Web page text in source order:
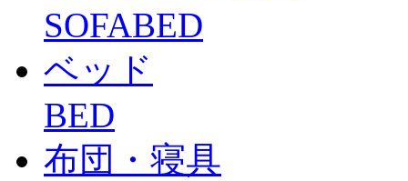
SOFABED
ベッド
BED
布団・寝具